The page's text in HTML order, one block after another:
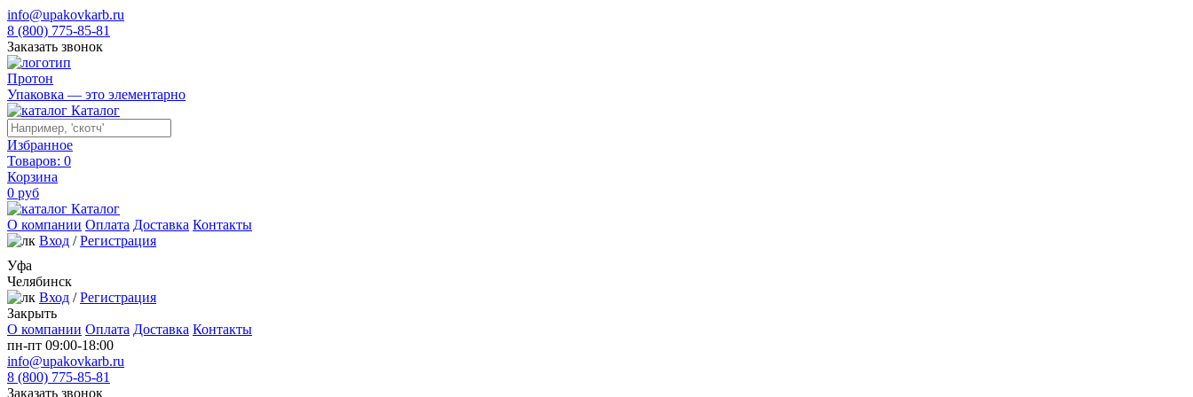
info@upakovkarb.ru
8 (800) 775-85-81
Заказать звонок
Протон
Упаковка — это элементарно
Каталог
Избранное
Товаров: 0
Корзина
0 руб
Каталог
О компании Оплата Доставка Контакты
Вход / Регистрация
Уфа
Челябинск
Вход / Регистрация
Закрыть
О компании Оплата Доставка Контакты
пн-пт 09:00-18:00
info@upakovkarb.ru
8 (800) 775-85-81
Заказать звонок